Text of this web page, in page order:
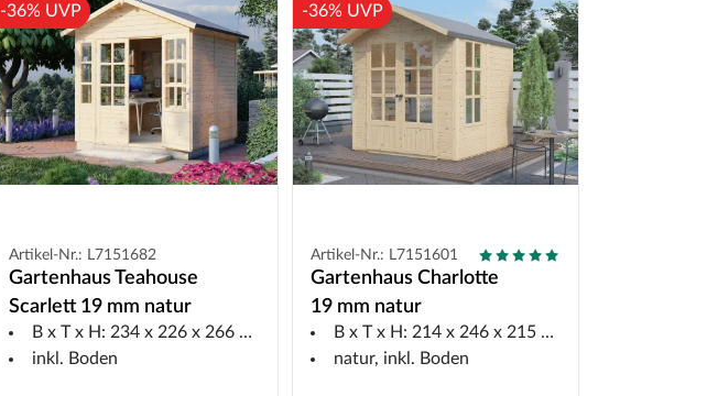
-36% UVP
Artikel-Nr.: L7151682
Gartenhaus Teahouse
Scarlett 19 mm natur
B x T x H: 234 x 226 x 266 cm
inkl. Boden
-36% UVP
Artikel-Nr.: L7151601
Gartenhaus Charlotte
19 mm natur
B x T x H: 214 x 246 x 215 cm
natur, inkl. Boden